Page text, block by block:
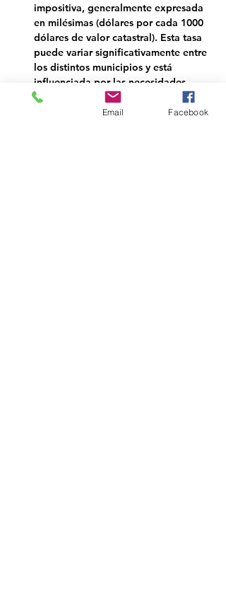
impositiva, generalmente expresada
en milésimas (dólares por cada 1000
dólares de valor catastral). Esta tasa
puede variar significativamente entre
los distintos municipios y está
influenciada por las necesidades
presupuestarias y los servicios locales.
Exenciones y deducciones:
Ciertas
Email Facebook